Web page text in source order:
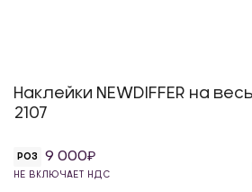
Наклейки NEWDIFFER на
2107
РОЗ 9 000
НЕ ВКЛЮЧАЕТ НДС